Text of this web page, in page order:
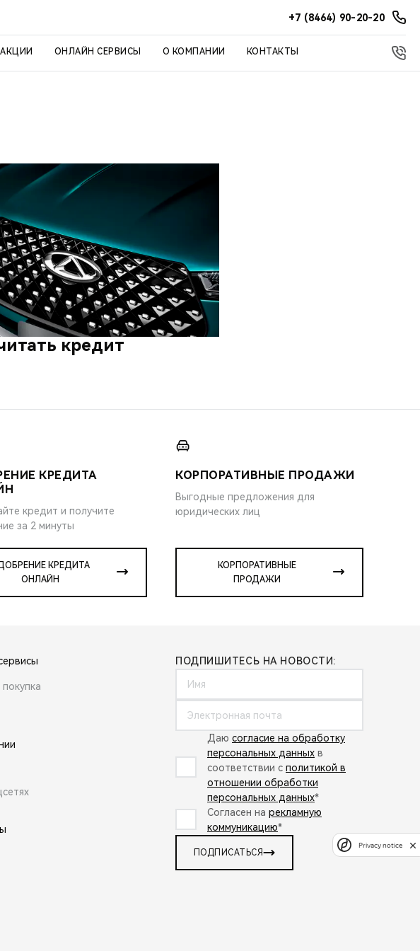
+7 (8464) 90-20-20
АКЦИИ ОНЛАЙН СЕРВИСЫ О КОМПАНИИ КОНТАКТЫ
кредит
КРЕДИТА
кредит и получите
за 2 минуты
КРЕДИТА
ОНЛАЙН
КОРПОРАТИВНЫЕ ПРОДАЖИ
Выгодные предложения для
юридических лиц
КОРПОРАТИВНЫЕ
ПРОДАЖИ
ПОДПИШИТЕСЬ НА НОВОСТИ:
Даю согласие на обработку
персональных данных в
соответствии с политикой в
отношении обработки
персональных данных*
Согласен на рекламную
коммуникацию*
ПОДПИСАТЬСЯ
Privacy notice